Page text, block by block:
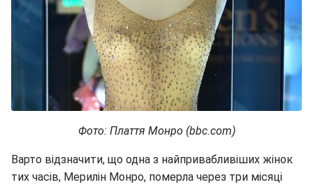
Фото: Плаття Монро (bbc.com)
Варто відзначити, що одна з найпривабливіших жінок
тих часів, Мерилін Монро, померла через три місяці